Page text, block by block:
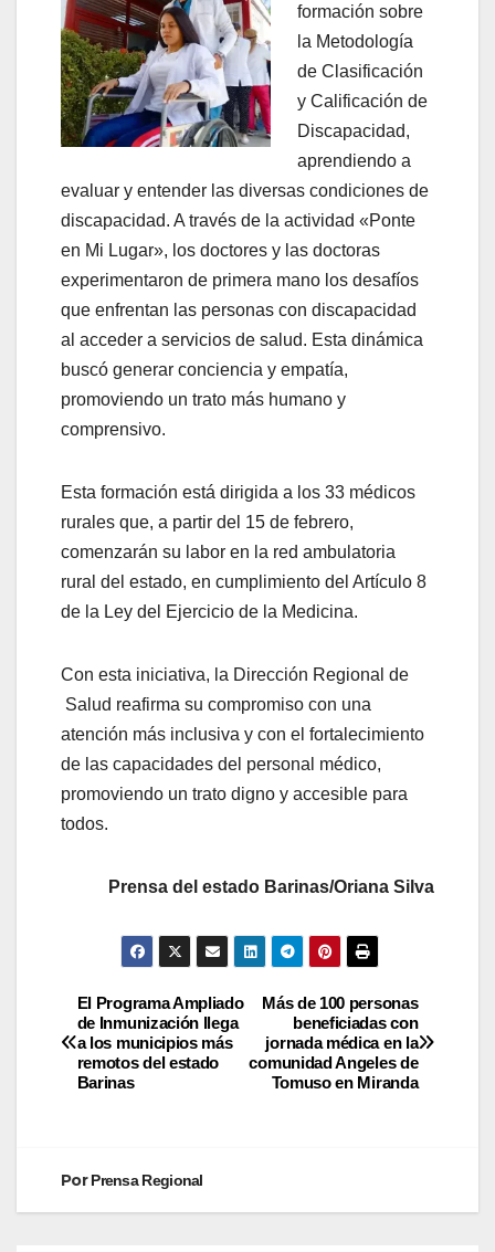
formación sobre
la Metodología
de Clasificación
y Calificación de
Discapacidad,
aprendiendo a
evaluar y entender las diversas condiciones de
discapacidad. A través de la actividad «Ponte
en Mi Lugar», los doctores y las doctoras
experimentaron de primera mano los desafíos
que enfrentan las personas con discapacidad
al acceder a servicios de salud. Esta dinámica
buscó generar conciencia y empatía,
promoviendo un trato más humano y
comprensivo.
Esta formación está dirigida a los 33 médicos
rurales que, a partir del 15 de febrero,
comenzarán su labor en la red ambulatoria
rural del estado, en cumplimiento del Artículo 8
de la Ley del Ejercicio de la Medicina.
Con esta iniciativa, la Dirección Regional de
Salud reafirma su compromiso con una
atención más inclusiva y con el fortalecimiento
de las capacidades del personal médico,
promoviendo un trato digno y accesible para
todos.
Prensa del estado Barinas/Oriana Silva
Más de 100 personas
beneficiadas con
jornada médica en la
comunidad Angeles de
Tomuso en Miranda
El Programa Ampliado
de Inmunización llega
a los municipios más
remotos del estado
Barinas
PorPrensa Regional